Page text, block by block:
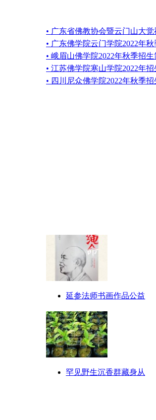
• 广东省佛教协会暨云门山大
• 广东佛学院云门学院2022年
• 峨眉山佛学院2022年秋季招
• 江苏佛学院寒山学院2022年
• 四川尼众佛学院2022年秋季
延参法师书画作品公益
罕见野生沉香群藏身从